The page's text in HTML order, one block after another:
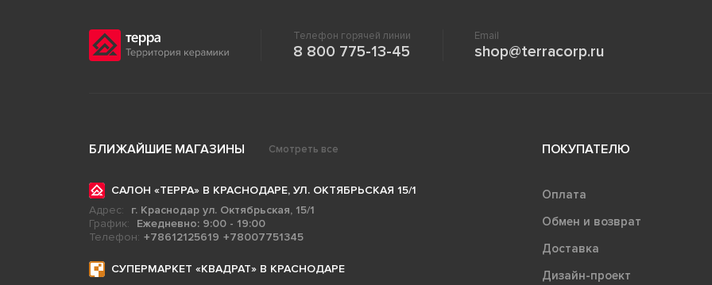
Телефон горячей линии
8 800 775-13-45
Email
shop@terracorp.ru
БЛИЖАЙШИЕ МАГАЗИНЫ Смотреть все
САЛОН «ТЕРРА» В КРАСНОДАРЕ, УЛ. ОКТЯБРЬСКАЯ 15/1
Адрес:
г. Краснодар ул. Октябрьская, 15/1
График:
Ежедневно: 9:00 - 19:00
Телефон: +78612125619 +78007751345
СУПЕРМАРКЕТ «КВАДРАТ» В КРАСНОДАРЕ
ПОКУПАТЕЛЮ
Оплата
Обмен и возврат
Доставка
Дизайн-проект